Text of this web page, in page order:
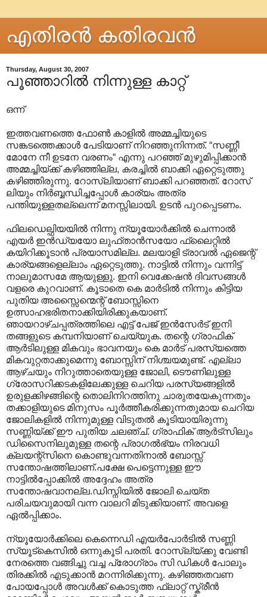
എതിരന്‍ കതിരവന്‍
Thursday, August 30, 2007
പൂഞ്ഞാറില്‍ നിന്നുള്ള കാറ്റ്
ഒന്ന്
ഇത്തവണത്തെ ഫോണ്‍ കാളില്‍ അമ്മച്ചിയുടെ
സങ്കടത്തെക്കാള്‍ പേടിയാണ് നിറഞ്ഞുനിന്നത്. “സണ്ണീ
മോനേ നീ ഉടനേ വരണം“ എന്നു പറഞ്ഞ് മുഴുമിപ്പിക്കാന്‍
അമ്മച്ചിയ്ക്ക് കഴിഞ്ഞില്ല, കരച്ചില്‍ ബാക്കി ഏറ്റെടുത്തു
കഴിഞ്ഞിരുന്നു. റോസ്‌ലിയാണ് ബാക്കി പറഞ്ഞത്. റോസ്
ലിയും നിര്‍ബ്ബന്ധിച്ചപ്പോള്‍ കാര്യം അത്ര
പന്തിയുള്ളതല്ലെന്ന് മനസ്സിലായി. ഉടന്‍ പുറപ്പെടണം.
ഫിലഡെല്ഫിയയില്‍ നിന്നു ന്യൂയോര്‍ക്കില്‍ ചെന്നാല്‍
എയര്‍ ഇന്‍ഡ്യയോ ലുഫ്താന്‍സയോ ഫ്ലൈറ്റില്‍
കയിറിക്കൂടാന്‍ പ്രയാസമില്ല. മലയാളി ട്രാവല്‍ ഏജെന്റ്
കാര്യങ്ങളെല്ലാം ഏറ്റെടുത്തു. നാട്ടില്‍ നിന്നും വന്നിട്ട്
നാലുമാസമേ ആയുള്ളു. ഇനി വെക്കേഷന്‍ ദിവസങ്ങള്‍
വളരെ കുറവാണ്. കൂടാതെ കെ മാര്‍ടില്‍ നിന്നും കിട്ടിയ
പുതിയ അസ്സൈന്മെന്റ് ബോസ്സിനെ
ഉത്സാഹഭരിതനാക്കിയിരിക്കുകയാണ്.
ഞായറാഴ്ചപ്പത്രത്തിലെ എട്ട് പേജ് ഇന്‍സേര്‍ട് ഇനി
തങ്ങളുടെ കമ്പനിയാണ് ചെയ്യുക. തന്റെ ഗ്രാഫിക്
ആര്‍ടിലുള്ള മികവും ഭാവനയും കെ മാര്‍ട് പരസ്യത്തെ
മികവുറ്റതാക്കുമെന്നു ബോസ്സിന് നിശ്ചയമുണ്ട്. എല്ലാ
ആഴ്ചയും നിറുത്താതെയുള്ള ജോലി, ടൌണിലുള്ള
ഗ്രോസറിക്കടകളിലേക്കുള്ള ചെറിയ പരസ്യങ്ങളില്‍
ഉരുളക്കിഴങ്ങിന്റെ തൊലിനിറത്തിനു ചാരുതയേകുന്നതും
തക്കാളിയുടെ മിനുസം പൂര്‍ത്തീകരിക്കുന്നതുമായ ചെറിയ
ജോലികളില്‍ നിന്നുമുള്ള വിടുതല്‍ കൂടിയായിരുന്നു
സണ്ണിയ്ക്ക് ഈ പുതിയ ചലഞ്ച്. ഗ്രാഫിക് ആര്‍ട്സിലും
ഡിസൈനിലുമുള്ള തന്റെ പ്രാഗല്‍ഭ്യം നിരവധി
ക്ലയന്റ്സിനെ കൊണ്ടുവന്നതിനാല്‍ ബോസ്സ്
സന്തോഷത്തിലാണ്.പക്ഷേ പെട്ടെന്നുള്ള ഈ
നാട്ടില്‍പ്പോക്കില്‍ അദ്ദേഹം അത്ര
സന്തോഷവാനല്ല.ഡിസ്നിയില്‍ ജോലി ചെയ്ത
പരിചയവുമായി വന്ന വാലറി മിടുക്കിയാണ്. അവളെ
ഏല്‍പ്പിക്കാം.
ന്യൂയോര്‍ക്കിലെ കെന്നെഡി എയര്‍പോര്‍ടില്‍ സണ്ണി
സ്യൂട്കെസില്‍ ഒന്നുകൂടി പരതി. റോസ്ല്യ്ക്കു വേണ്ടി
നേരത്തെ വങ്ങിച്ചു വച്ച പ്രോഗ്രാം സി ഡികള്‍ പോലും
തിരക്കില്‍ എടുക്കാന്‍ മറന്നിരിക്കുന്നു. കഴിഞ്ഞതവണ
പോയപ്പോള്‍ അവള്‍ക്ക് കൊടുത്ത ഫ്ലാറ്റ് സ്ക്രീന്‍